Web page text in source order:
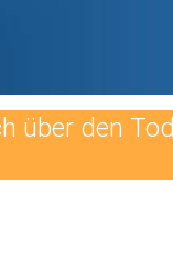
über den Tod